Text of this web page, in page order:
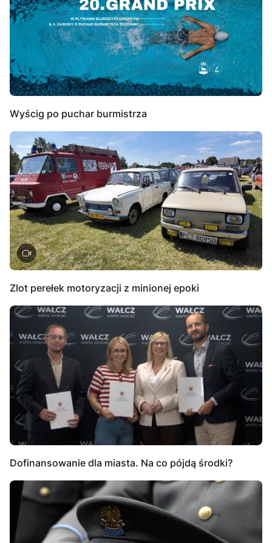
Wyścig po puchar burmistrza
Zlot perełek motoryzacji z minionej epoki
Dofinansowanie dla miasta. Na co pójdą środki?